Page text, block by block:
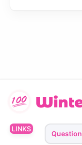
LINKS
Question